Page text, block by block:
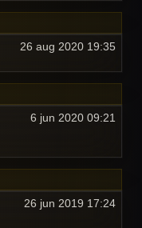
26 aug 2020 19:35
6 jun 2020 09:21
26 jun 2019 17:24